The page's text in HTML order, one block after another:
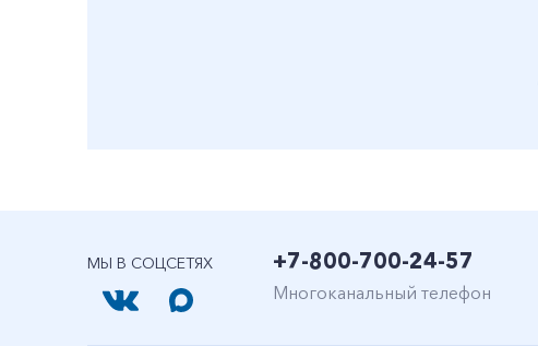
МЫ В СОЦСЕТЯХ +7-800-700-24-57
Многоканальный телефон